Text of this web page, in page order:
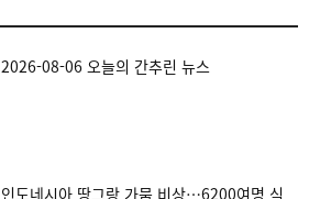
2026-08-06 오늘의 간추린 뉴스
인도네시아 땅그랑 가뭄 비상…6200여명 식